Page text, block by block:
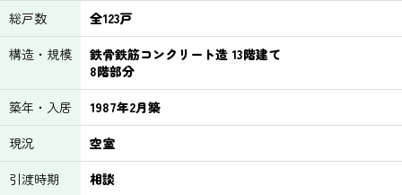
総戸数
全123戸
構造・規模
鉄骨鉄筋コンクリート造 13階建て
8階部分
築年・入居
1987年2月築
現況
空室
引渡時期
相談